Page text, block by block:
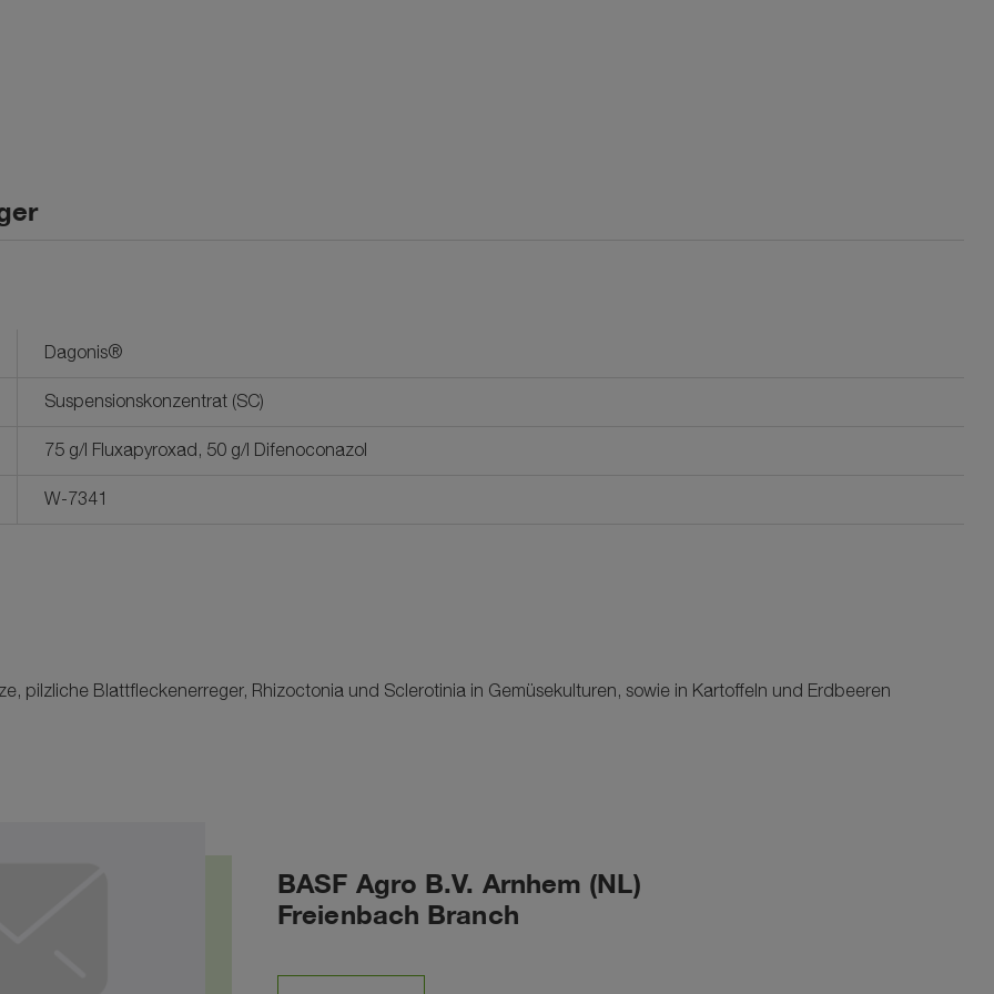
Dagonis®
Suspensionskonzentrat (SC)
75 g/l Fluxapyroxad, 50 g/l Difenoconazol
W-7341
pilzliche Blattfleckenerreger, Rhizoctonia und Sclerotinia in Gemüsekulturen, sowie in Kartoffeln und Erdbeeren
BASF Agro B.V. Arnhem (NL)
Freienbach Branch